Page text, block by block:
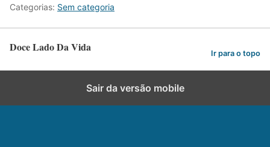
Categorias: Sem categoria
Doce Lado Da Vida Ir para o topo
Sair da versão mobile